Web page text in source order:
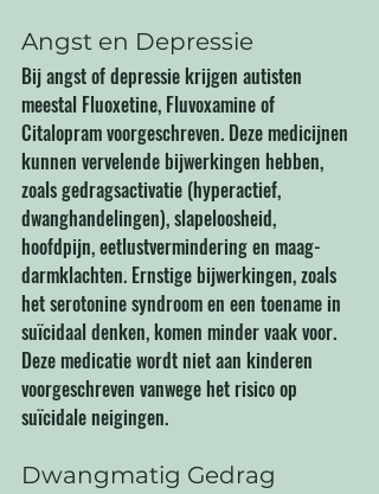
Angst en Depressie
Bij angst of depressie krijgen autisten
meestal Fluoxetine, Fluvoxamine of
Citalopram voorgeschreven. Deze medicijnen
kunnen vervelende bijwerkingen hebben,
zoals gedragsactivatie (hyperactief,
dwanghandelingen), slapeloosheid,
hoofdpijn, eetlustvermindering en maag-
darmklachten. Ernstige bijwerkingen, zoals
het serotonine syndroom en een toename in
suïcidaal denken, komen minder vaak voor.
Deze medicatie wordt niet aan kinderen
voorgeschreven vanwege het risico op
suïcidale neigingen.
Dwangmatig Gedrag